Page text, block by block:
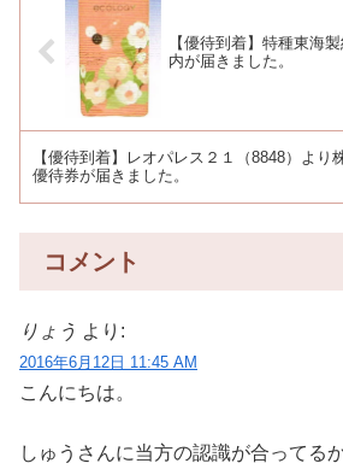
【優待到着】特種東海
内が届きました。
【優待到着】レオパレス２１（8848）より
優待券が届きました。
コメント
りょう より:
2016年6月12日 11:45 AM
こんにちは。
しゅうさんに当方の認識が合ってる